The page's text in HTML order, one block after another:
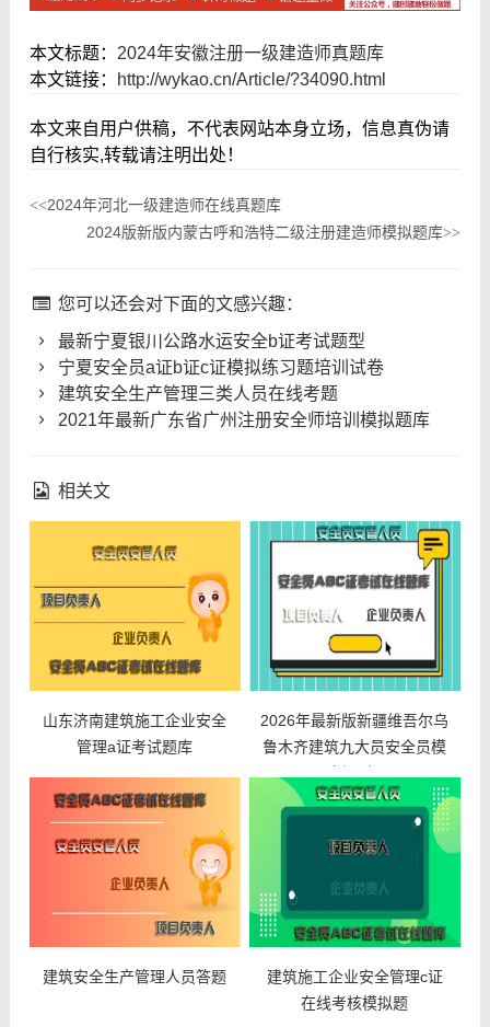
本文标题： 2024年安徽注册一级建造师真题库
本文链接：
http://wykao.cn/Article/?34090.html
本文来自用户供稿，不代表网站本身立场，信息真伪请
自行核实,转载请注明出处！
<<2024年河北一级建造师在线真题库
2024版新版内蒙古呼和浩特二级注册建造师模拟题库>>
您可以还会对下面的文感兴趣：
最新宁夏银川公路水运安全b证考试题型
宁夏安全员a证b证c证模拟练习题培训试卷
建筑安全生产管理三类人员在线考题
2021年最新广东省广州注册安全师培训模拟题库
相关文
山东济南建筑施工企业安全
管理a证考试题库
2026年最新版新疆维吾尔乌
鲁木齐建筑九大员安全员模
拟题库
建筑安全生产管理人员答题
建筑施工企业安全管理c证
在线考核模拟题